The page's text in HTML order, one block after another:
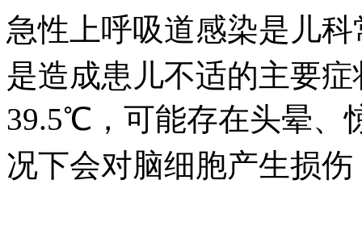
急性上呼吸道感染是儿科常
是造成患儿不适的主要症
39.5℃，可能存在头晕
况下会对脑细胞产生损伤